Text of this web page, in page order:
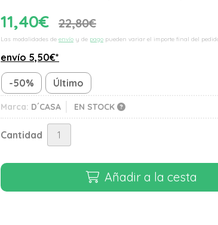
11,40€ 22,80€
Las modalidades de envío y de pago pueden variar el importe final del
envío 5,50€*
-50% Último
Marca: D´CASA EN STOCK
Cantidad
Añadir a la cesta